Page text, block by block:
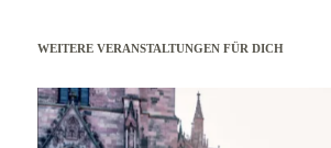
WEITERE VERANSTALTUNGEN FÜR DICH
mehr erfahren